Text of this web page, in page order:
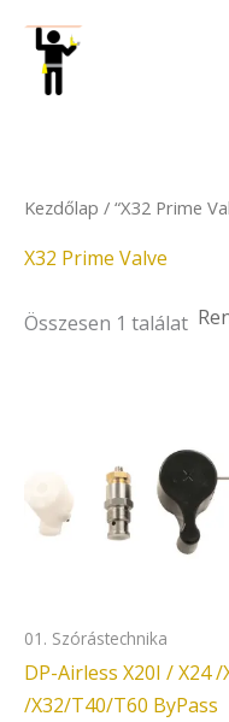
content
Kezdőlap / “X32 Prime
X32 Prime Valve
Összesen 1 találat
01. Szórástechnika
DP-Airless X20I / X24 /
/X32/T40/T60 ByPass